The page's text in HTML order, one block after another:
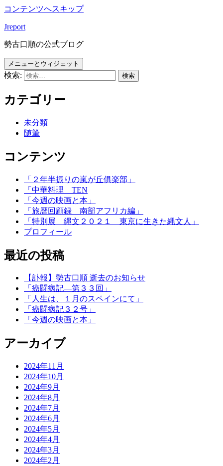
コンテンツへスキップ
Jreport
勢古口順の公式ブログ
メニューとウィジェット
検索:
カテゴリー
未分類
随筆
コンテンツ
「２年半振りの嵐が丘俱楽部」
「中華料理 TEN
「今週の映画と本」
「旅暦回顧録 南部アフリカ編」
「特別展 縄文２０２１ 東京に生きた縄文人」
プロフィール
最近の投稿
【訃報】勢古口順 逝去のお知らせ
「癌闘病記―第３３回」
「人生は、１月のスペインにて」
「癌闘病記３２号」
「今週の映画と本」
アーカイブ
2024年11月
2024年10月
2024年9月
2024年8月
2024年7月
2024年6月
2024年5月
2024年4月
2024年3月
2024年2月